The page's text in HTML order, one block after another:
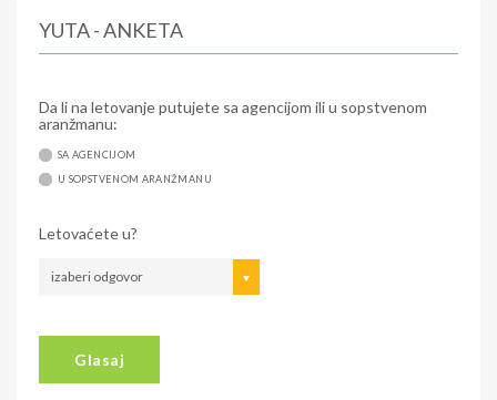
YUTA - ANKETA
Da li na letovanje putujete sa agencijom ili u sopstvenom
aranžmanu:
SA AGENCIJOM
U SOPSTVENOM ARANŽMANU
Letovaćete u?
izaberi odgovor
Glasaj